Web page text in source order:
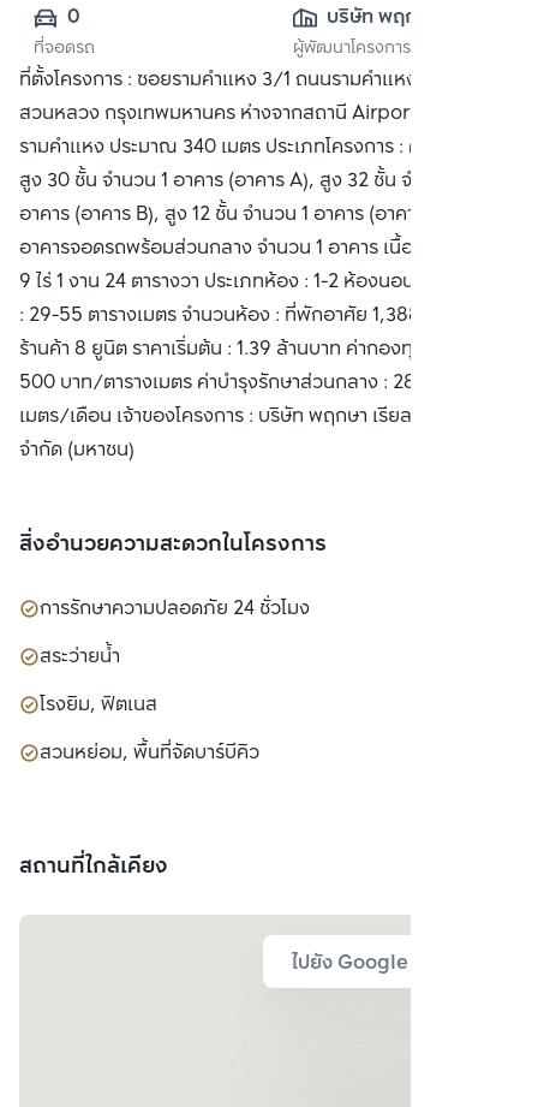
0
ที่จอดรถ
บริษัท พฤกษา เรียล
เอสเตท จำกัด
(มหาชน)
ผู้พัฒนาโครงการ
ที่ตั้งโครงการ : ซอยรามคำแหง 3/1 ถนนรามคำแหง เขต
สวนหลวง กรุงเทพมหานคร ห่างจากสถานี Airport Rail Link
รามคำแหง ประมาณ 340 เมตร ประเภทโครงการ : คอนโดมิเนียม
สูง 30 ชั้น จำนวน 1 อาคาร (อาคาร A), สูง 32 ชั้น จำนวน 1
อาคาร (อาคาร B), สูง 12 ชั้น จำนวน 1 อาคาร (อาคาร C) และ
อาคารจอดรถพร้อมส่วนกลาง จำนวน 1 อาคาร เนื้อที่โครงการ :
9 ไร่ 1 งาน 24 ตารางวา ประเภทห้อง : 1-2 ห้องนอน พื้นที่ใช้สอย
: 29-55 ตารางเมตร จำนวนห้อง : ที่พักอาศัย 1,388 ยูนิต และ
ร้านค้า 8 ยูนิต ราคาเริ่มต้น : 1.39 ล้านบาท ค่ากองทุนส่วนกลาง :
500 บาท/ตารางเมตร ค่าบำรุงรักษาส่วนกลาง : 28 บาท/ตาราง
เมตร/เดือน เจ้าของโครงการ : บริษัท พฤกษา เรียลเอสเตท
จำกัด (มหาชน)
สิ่งอำนวยความสะดวกในโครงการ
การรักษาความปลอดภัย 24 ชั่วโมง
สระว่ายน้ำ
โรงยิม, ฟิตเนส
สวนหย่อม, พื้นที่จัดบาร์บีคิว
สถานที่ใกล้เคียง
ไปยัง Google Map